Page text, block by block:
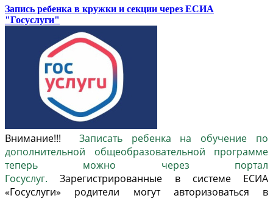
Запись ребенка в кружки и секции через ЕСИА
"Госуслуги"
Внимание!!! Записать ребенка на обучение по
дополнительной общеобразовательной программе
теперь можно через портал
Госуслуг. Зарегистрированные в системе ЕСИА
«Госуслуги» родители могут авторизоваться в